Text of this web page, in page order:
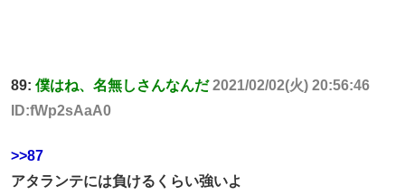
89: 僕はね、名無しさんなんだ 2021/02/02(火) 20:56:46
ID:fWp2sAaA0
>>87
アタランテには負けるくらい強いよ